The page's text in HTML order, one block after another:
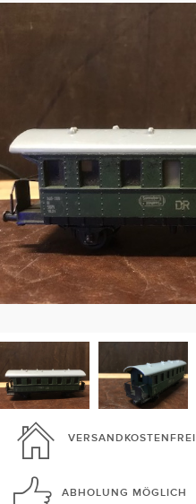
VERSANDKOSTENFREI
ABHOLUNG MÖGLICH